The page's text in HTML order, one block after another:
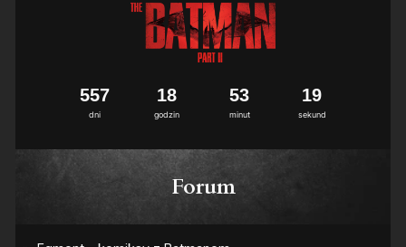
dni
557
godzin
18
minut
53
sekund
19
Forum